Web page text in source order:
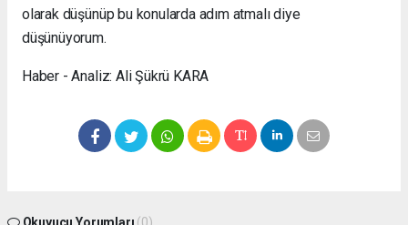
olarak düşünüp bu konularda adım atmalı diye
düşünüyorum.
Haber - Analiz: Ali Şükrü KARA
Okuyucu Yorumları (0)